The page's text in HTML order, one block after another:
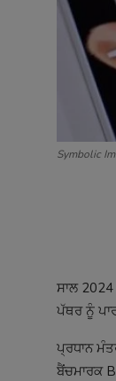
Symbolic
ਸਾਲ
ਪੱਥਰ ਨੂੰ
ਪ੍ਰਧਾਨ
ਬੈਂਚਮਾਰਕ